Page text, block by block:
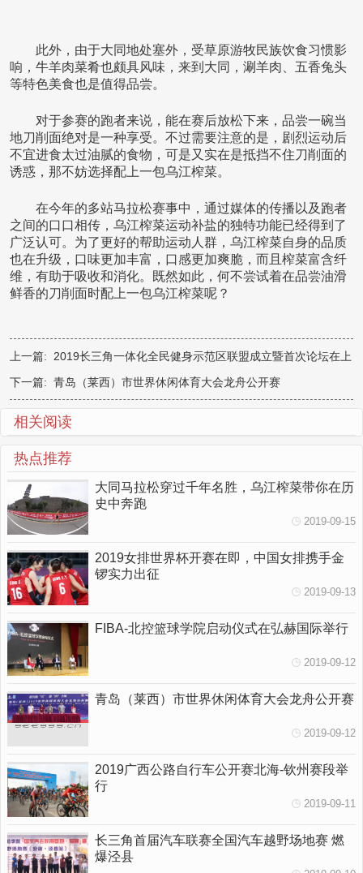
此外，由于大同地处塞外，受草原游牧民族饮食习惯影
响，牛羊肉菜肴也颇具风味，来到大同，涮羊肉、五香兔头
等特色美食也是值得品尝。
对于参赛的跑者来说，能在赛后放松下来，品尝一碗当
地刀削面绝对是一种享受。不过需要注意的是，剧烈运动后
不宜进食太过油腻的食物，可是又实在是抵挡不住刀削面的
诱惑，那不妨选择配上一包乌江榨菜。
在今年的多站马拉松赛事中，通过媒体的传播以及跑者
之间的口口相传，乌江榨菜运动补盐的独特功能已经得到了
广泛认可。为了更好的帮助运动人群，乌江榨菜自身的品质
也在升级，口味更加丰富，口感更加爽脆，而且榨菜富含纤
维，有助于吸收和消化。既然如此，何不尝试着在品尝油滑
鲜香的刀削面时配上一包乌江榨菜呢？
上一篇: 2019长三角一体化全民健身示范区联盟成立暨首次论坛在上
海金山顺利召开
下一篇: 青岛（莱西）市世界休闲体育大会龙舟公开赛
相关阅读
热点推荐
大同马拉松穿过千年名胜，乌江榨菜带你在历
史中奔跑
2019-09-15
2019女排世界杯开赛在即，中国女排携手金
锣实力出征
2019-09-13
FIBA-北控篮球学院启动仪式在弘赫国际举行
2019-09-12
青岛（莱西）市世界休闲体育大会龙舟公开赛
2019-09-12
2019广西公路自行车公开赛北海-钦州赛段举
行
2019-09-11
长三角首届汽车联赛全国汽车越野场地赛 燃
爆泾县